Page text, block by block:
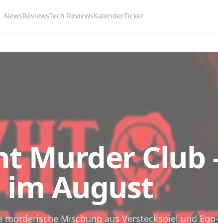
NewsReviewsTech ReviewsKalenderTicker
Murder Club
im August
Mischung aus Versteckspiel und Ego-